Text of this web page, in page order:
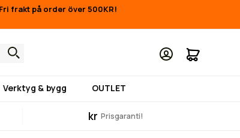
Fri frakt på order över 500KR!
Min
Verktyg & bygg OUTLET
kr Prisgaranti!